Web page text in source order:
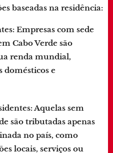
baseadas na residência:
: Empresas com sede
Cabo Verde são
renda mundial,
domésticos e
: Aquelas sem
são tributadas apenas
no país, como
locais, serviços ou